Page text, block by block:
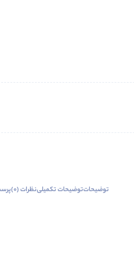
توضیحاتتوضیحات تکمیلینظرات (0)